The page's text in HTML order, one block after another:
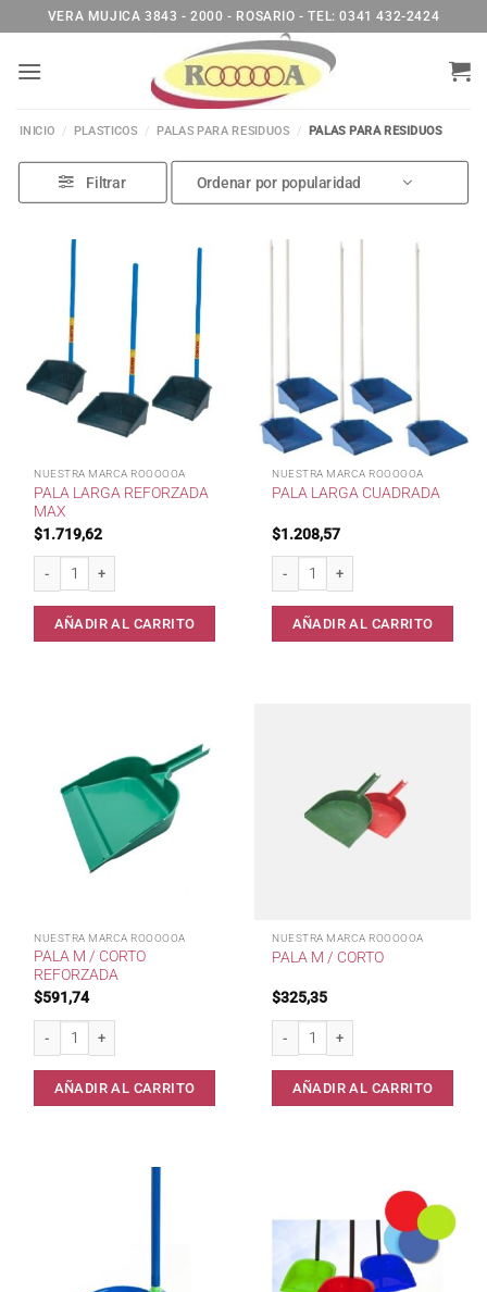
al
contenido
VERA MUJICA 3843 - 2000 - ROSARIO - TEL: 0341 432-2424
INICIO / PLASTICOS / PALAS PARA RESIDUOS / PALAS PARA RESIDUOS
Filtrar
NUESTRA MARCA ROOOOOA
PALA LARGA REFORZADA
MAX
$1.719,62
Pala Larga Reforzada Max cantidad
AÑADIR AL CARRITO
NUESTRA MARCA ROOOOOA
PALA LARGA CUADRADA
$1.208,57
Pala Larga Cuadrada cantidad
AÑADIR AL CARRITO
NUESTRA MARCA ROOOOOA
PALA M / CORTO
REFORZADA
$591,74
Pala m / Corto Reforzada cantidad
AÑADIR AL CARRITO
NUESTRA MARCA ROOOOOA
PALA M / CORTO
$325,35
Pala m / Corto cantidad
AÑADIR AL CARRITO